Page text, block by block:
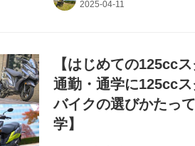
【はじめての125cc
通勤・通学に125cc
バイクの選びかたっ
学】